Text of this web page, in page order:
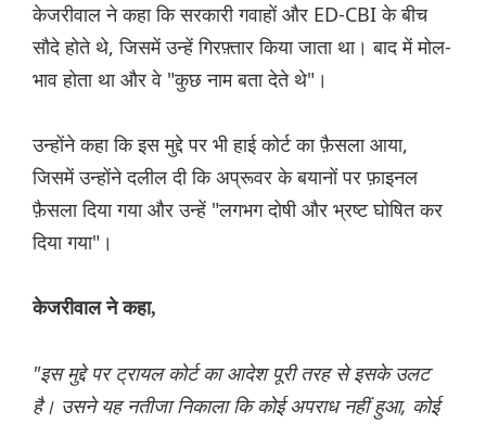
केजरीवाल ने कहा कि सरकारी गवाहों और ED-CBI के बीच
सौदे होते थे, जिसमें उन्हें गिरफ़्तार किया जाता था। बाद में मोल-
भाव होता था और वे "कुछ नाम बता देते थे"।
उन्होंने कहा कि इस मुद्दे पर भी हाई कोर्ट का फ़ैसला आया,
जिसमें उन्होंने दलील दी कि अप्रूवर के बयानों पर फ़ाइनल
फ़ैसला दिया गया और उन्हें "लगभग दोषी और भ्रष्ट घोषित कर
दिया गया"।
केजरीवाल ने कहा,
"इस मुद्दे पर ट्रायल कोर्ट का आदेश पूरी तरह से इसके उलट
है। उसने यह नतीजा निकाला कि कोई अपराध नहीं हुआ, कोई